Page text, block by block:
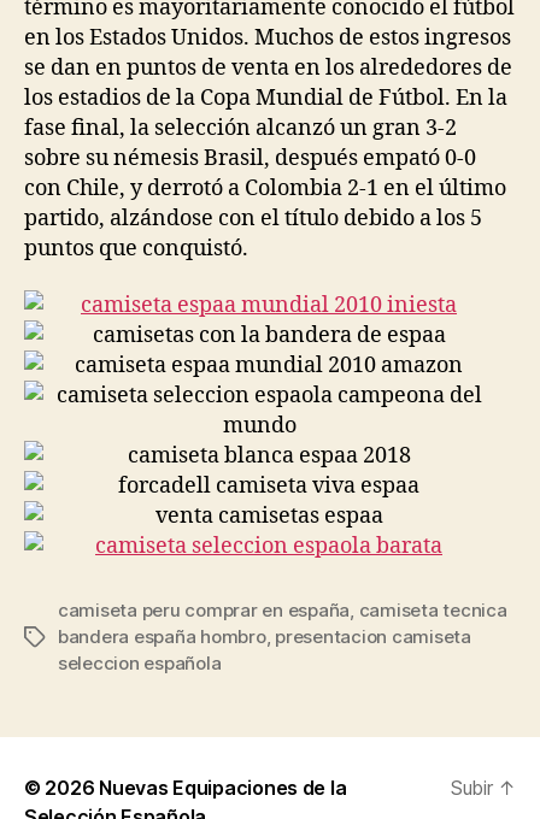
término es mayoritariamente conocido el fútbol
en los Estados Unidos. Muchos de estos ingresos
se dan en puntos de venta en los alrededores de
los estadios de la Copa Mundial de Fútbol. En la
fase final, la selección alcanzó un gran 3-2
sobre su némesis Brasil, después empató 0-0
con Chile, y derrotó a Colombia 2-1 en el último
partido, alzándose con el título debido a los 5
puntos que conquistó.
Etiquetas
camiseta peru comprar en españa, camiseta tecnica
bandera españa hombro, presentacion camiseta
seleccion española
© 2026 Nuevas Equipaciones de la
Subir ↑